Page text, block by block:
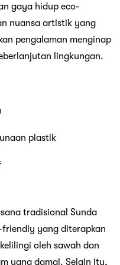
gaya hidup eco-
nuansa artistik yang
pengalaman menginap
lingkungan.
plastik
tradisional Sunda
friendly yang diterapkan
oleh sawah dan
yang damai. Selain itu,